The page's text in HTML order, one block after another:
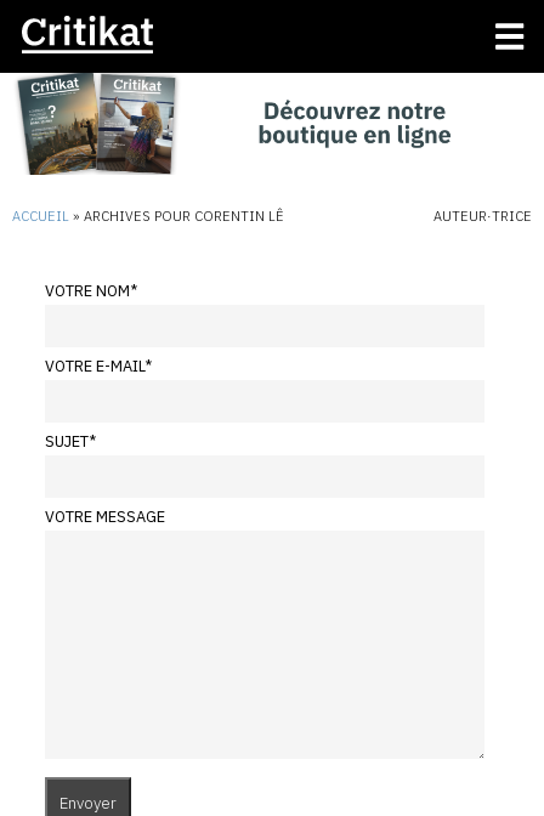
ACCUEIL » ARCHIVES POUR CORENTIN LÊ AUTEUR·TRICE
VOTRE NOM*
VOTRE E-MAIL*
SUJET*
VOTRE MESSAGE